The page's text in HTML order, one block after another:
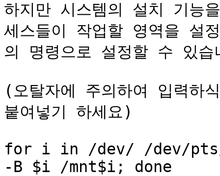
하지만 시스템의 설치 기능
세스들이 작업할 영역을 설
의 명령으로 설정할 수 있습
(오탈자에 주의하여 입력하
붙여넣기 하세요)
for i in /dev/ /dev/pts/
-B $i /mnt$i; done